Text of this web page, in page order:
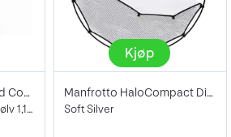
Manfrotto Skylite Rapid Cover Small Hv/S
Reflekskjerm Duk Hvit/Sølv 1,1x1,1m
Kjøp
Manfrotto HaloCompact Difflector 82 cm
Soft Silver